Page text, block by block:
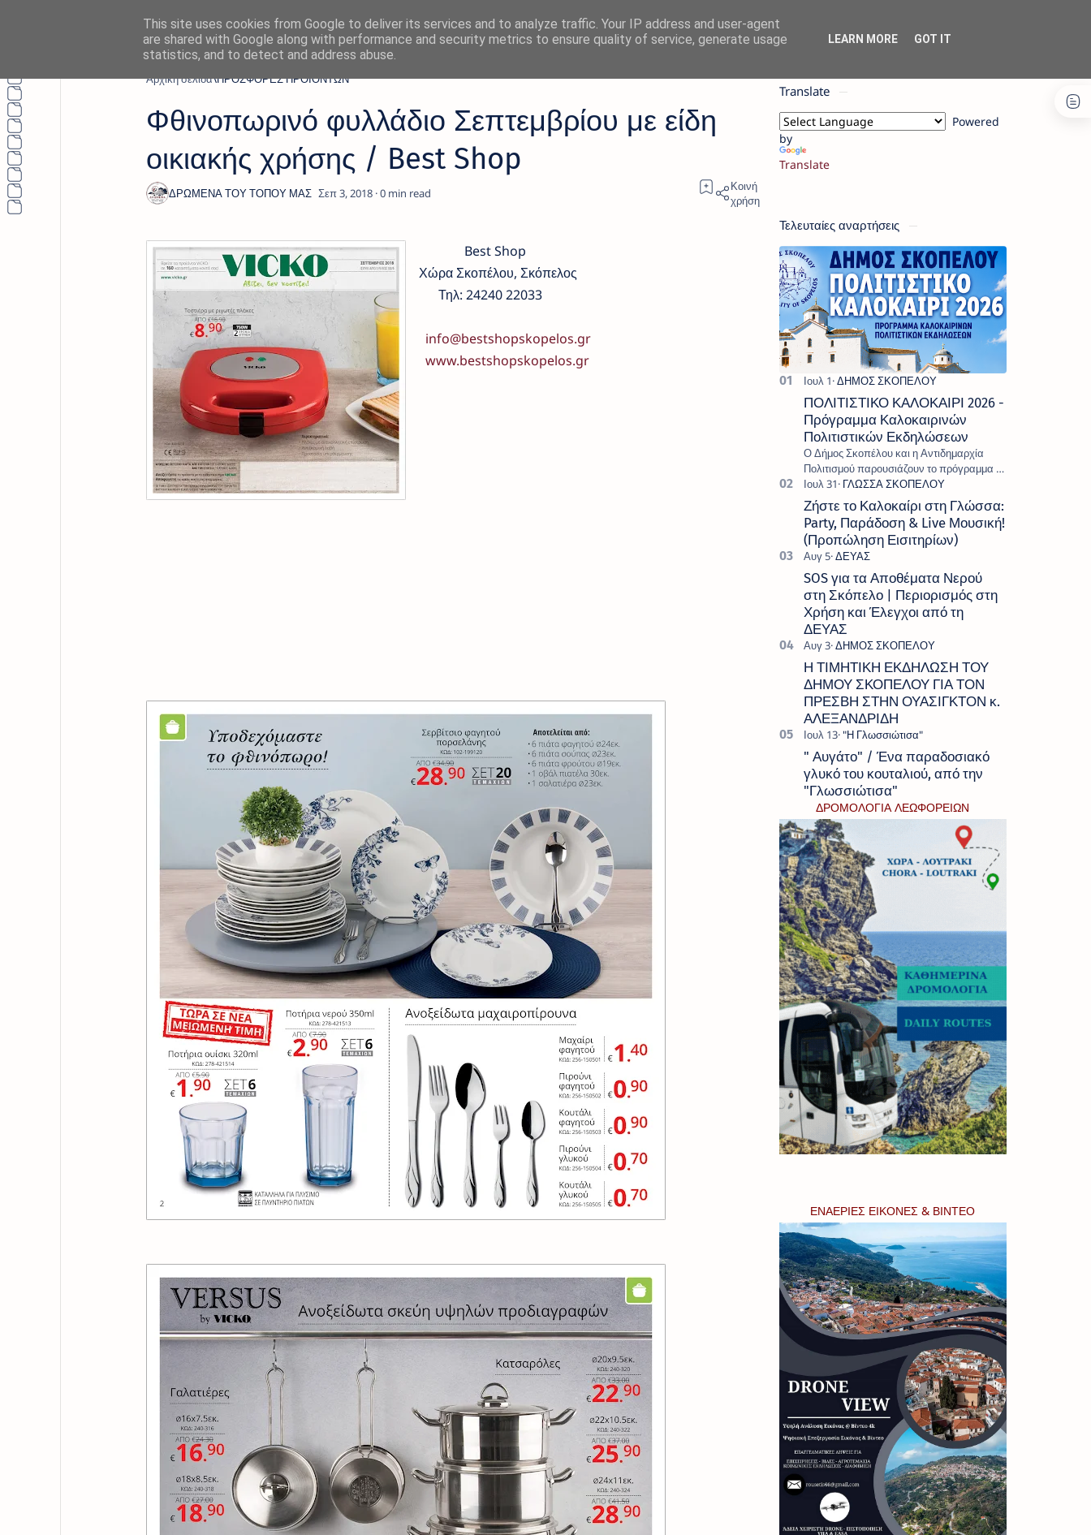
Αρχική σελίδα ΠΡΟΣΦΟΡΕΣ ΠΡΟΪΟΝΤΩΝ
Φθινοπωρινό φυλλάδιο Σεπτεμβρίου με είδη
οικιακής χρήσης / Best Shop
0
Best Shop
Χώρα Σκοπέλου, Σκόπελος
Τηλ: 24240 22033
info@bestshopskopelos.gr
www.bestshopskopelos.gr
Translate
Powered
by
Translate
Τελευταίες αναρτήσεις
ΠΟΛΙΤΙΣΤΙΚΟ ΚΑΛΟΚΑΙΡΙ 2026 -
Πρόγραμμα Καλοκαιρινών
Πολιτιστικών Εκδηλώσεων
Ο Δήμος Σκοπέλου και η Αντιδημαρχία
Πολιτισμού παρουσιάζουν το πρόγραμμα «
Πολιτιστικό Καλοκαίρι 2026 », ένα πλούσιο
και πολυσυλλεκτικό πρόγραμμα εκδ…
Ζήστε το Καλοκαίρι στη Γλώσσα:
Party, Παράδοση & Live Μουσική!
(Προπώληση Εισιτηρίων)
SOS για τα Αποθέματα Νερού
στη Σκόπελο | Περιορισμός στη
Χρήση και Έλεγχοι από τη
ΔΕΥΑΣ
Η ΤΙΜΗΤΙΚΗ ΕΚΔΗΛΩΣΗ ΤΟΥ
ΔΗΜΟΥ ΣΚΟΠΕΛΟΥ ΓΙΑ ΤΟΝ
ΠΡΕΣΒΗ ΣΤΗΝ ΟΥΑΣΙΓΚΤΟΝ κ.
ΑΛΕΞΑΝΔΡΙΔΗ
" Αυγάτο" / Ένα παραδοσιακό
γλυκό του κουταλιού, από την
"Γλωσσιώτισα"
ΔΡΟΜΟΛΟΓΙΑ ΛΕΩΦΟΡΕΙΩΝ
ΕΝΑΕΡΙΕΣ ΕΙΚΟΝΕΣ & ΒΙΝΤΕΟ
This site uses cookies from Google to deliver its services and to analyze traffic. Your IP address and user-agent
are shared with Google along with performance and security metrics to ensure quality of service, generate usage
statistics, and to detect and address abuse.
LEARN MORE GOT IT